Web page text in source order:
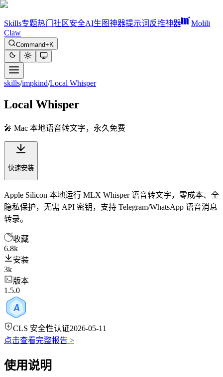
Skills专题热门 社区安全AI生图神器提示词反推神器
Molili
Claw
Command+K
skills/impkind/Local Whisper
Local Whisper
🎤 Mac 本地语音转文字，永久免费
快速安装
Apple Silicon 本地运行 MLX Whisper 语音转文字，零成本、全
隐私保护，无需 API 密钥，支持 Telegram/WhatsApp 语音消息
转录。
收藏
6.8k
安装
3k
版本
1.5.0
CLS 安全性认证2026-05-11
点击查看完整报告 >
使用说明